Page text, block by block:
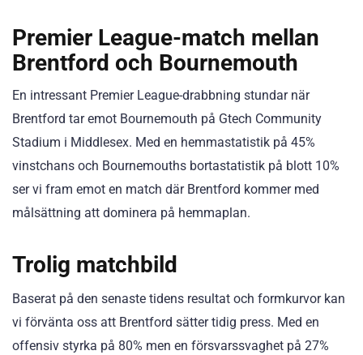
Premier League-match mellan
Brentford och Bournemouth
En intressant Premier League-drabbning stundar när
Brentford tar emot Bournemouth på Gtech Community
Stadium i Middlesex. Med en hemmastatistik på 45%
vinstchans och Bournemouths bortastatistik på blott 10%
ser vi fram emot en match där Brentford kommer med
målsättning att dominera på hemmaplan.
Trolig matchbild
Baserat på den senaste tidens resultat och formkurvor kan
vi förvänta oss att Brentford sätter tidig press. Med en
offensiv styrka på 80% men en försvarssvaghet på 27%